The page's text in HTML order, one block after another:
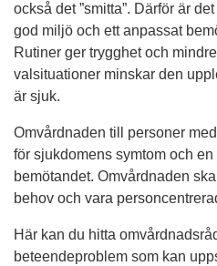
också det ”smitta”. Därför är
god miljö och ett anpassat
Rutiner ger trygghet och
valsituationer minskar den
är sjuk.
Omvårdnaden till personer
för sjukdomens symtom och
bemötandet. Omvårdnaden
behov och vara
Här kan du hitta
beteendeproblem som kan